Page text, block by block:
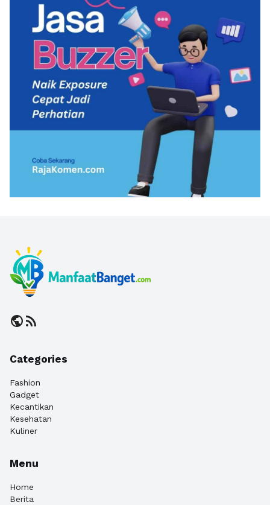
publicrss_feed
Categories
Fashion
Gadget
Kecantikan
Kesehatan
Kuliner
Menu
Home
Berita